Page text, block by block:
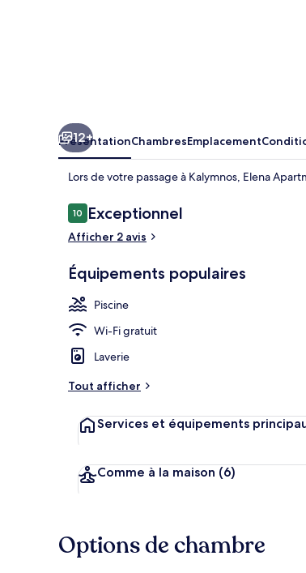
12+
PrésentationChambresEmplacement
Lors de votre passage à Kalymnos, Elena
Avis
voyageurs
1010 sur 10
Exceptionnel
Afficher 2 avis
Équipements populaires
Piscine
Wi-Fi gratuit
Laverie
Tout afficher
Services et équipements
Comme à la maison (6)
Options de chambre